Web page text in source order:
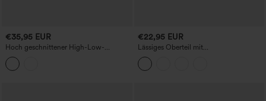
€35,95 EUR
Hoch geschnittener High-Low-
Midirock im Karo-Design, fließend und
lässig, in Leinen-Optik, mit Taschen
€22,95 EUR
Lässiges Oberteil mit
Rundhalsausschnitt und
Fledermausärmeln, Leinen-Optik